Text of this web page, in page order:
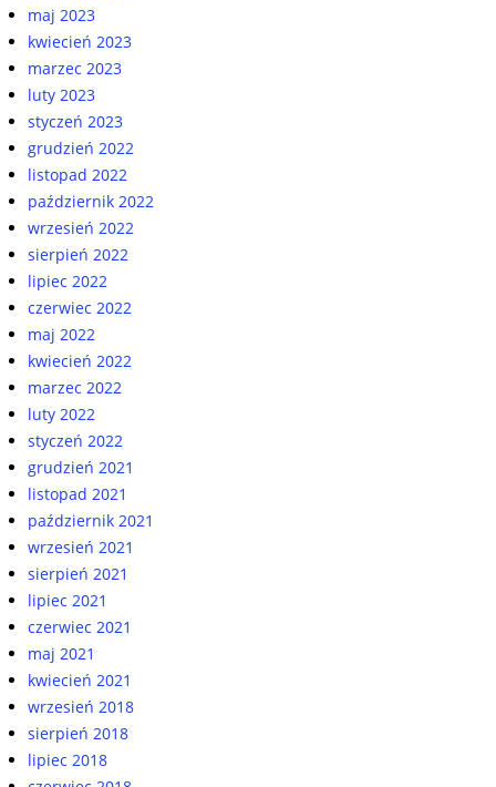
maj 2023
kwiecień 2023
marzec 2023
luty 2023
styczeń 2023
grudzień 2022
listopad 2022
październik 2022
wrzesień 2022
sierpień 2022
lipiec 2022
czerwiec 2022
maj 2022
kwiecień 2022
marzec 2022
luty 2022
styczeń 2022
grudzień 2021
listopad 2021
październik 2021
wrzesień 2021
sierpień 2021
lipiec 2021
czerwiec 2021
maj 2021
kwiecień 2021
wrzesień 2018
sierpień 2018
lipiec 2018